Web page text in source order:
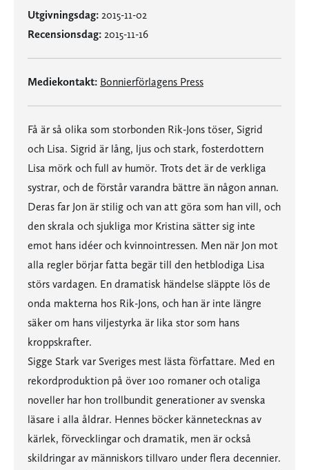
Utgivningsdag: 2015-11-02
Recensionsdag: 2015-11-16
Mediekontakt: Bonnierförlagens Press
Få är så olika som storbonden Rik-Jons töser, Sigrid
och Lisa. Sigrid är lång, ljus och stark, fosterdottern
Lisa mörk och full av humör. Trots det är de verkliga
systrar, och de förstår varandra bättre än någon annan.
Deras far Jon är stilig och van att göra som han vill, och
den skrala och sjukliga mor Kristina sätter sig inte
emot hans idéer och kvinnointressen. Men när Jon mot
alla regler börjar fatta begär till den hetblodiga Lisa
störs vardagen. En dramatisk händelse släppte lös de
onda makterna hos Rik-Jons, och han är inte längre
säker om hans viljestyrka är lika stor som hans
kroppskrafter.
Sigge Stark var Sveriges mest lästa författare. Med en
rekordproduktion på över 100 romaner och otaliga
noveller har hon trollbundit generationer av svenska
läsare i alla åldrar. Hennes böcker kännetecknas av
kärlek, förvecklingar och dramatik, men är också
skildringar av människors tillvaro under flera decennier.